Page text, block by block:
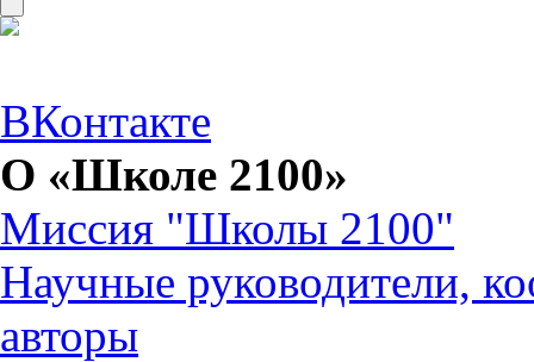
ВКонтакте
О «Школе 2100»
Миссия "Школы 2100"
Научные руководители,
авторы